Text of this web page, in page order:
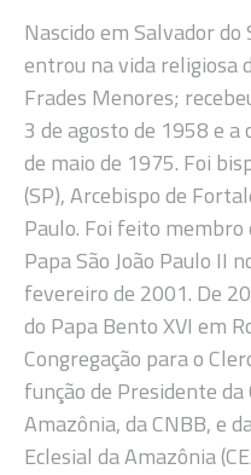
Nascido em Salvador do
entrou na vida religiosa
Frades Menores;
3 de agosto de 1958 e a
de maio de 1975. Foi
(SP), Arcebispo de
Paulo. Foi feito membro
Papa São João Paulo II
fevereiro de 2001. De
do Papa Bento XVI em
Congregação para o
função de Presidente
Amazônia, da CNBB, e
Eclesial da Amazônia